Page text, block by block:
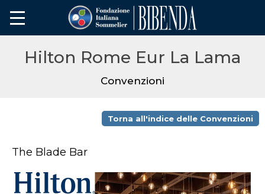
Hilton Rome Eur La Lama
Convenzioni
Torna all'indice delle Convenzioni
The Blade Bar